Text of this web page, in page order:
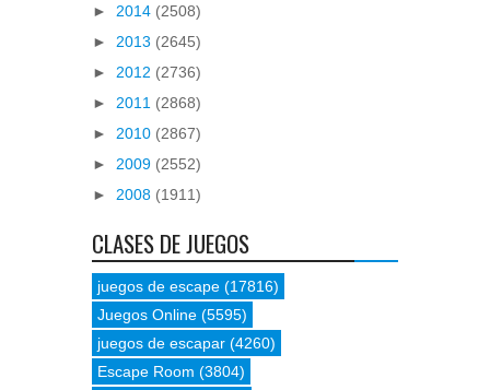
► 2014 (2508)
► 2013 (2645)
► 2012 (2736)
► 2011 (2868)
► 2010 (2867)
► 2009 (2552)
► 2008 (1911)
CLASES DE JUEGOS
juegos de escape (17816)
Juegos Online (5595)
juegos de escapar (4260)
Escape Room (3804)